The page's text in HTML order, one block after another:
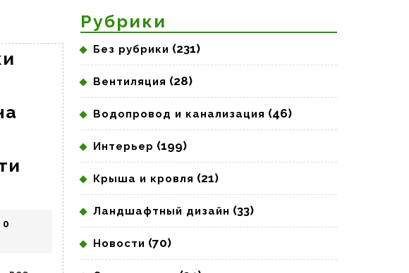
0
Рубрики
Без рубрики (231)
Вентиляция (28)
Водопровод и канализация (46)
Интерьер (199)
Крыша и кровля (21)
Ландшафтный дизайн (33)
Новости (70)